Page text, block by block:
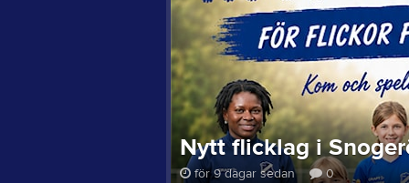
Nytt flicklag i
för 9 dagar sedan 0